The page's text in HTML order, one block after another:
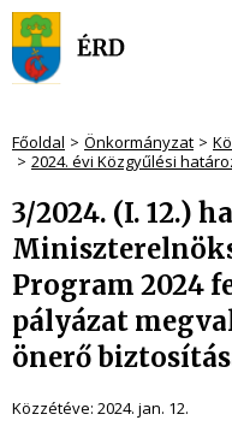
Főoldal Önkormányzat
2024. évi Közgyűlési
3/2024. (I. 12.)
Program 2024
pályázat
önerő
Közzétéve: 2024. jan. 12.